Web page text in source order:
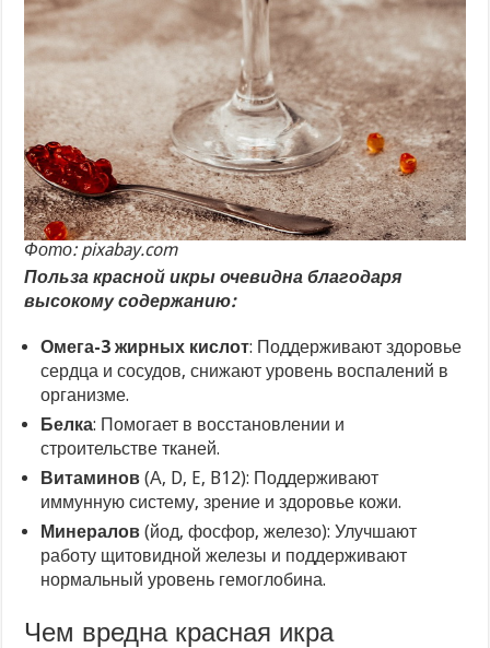
Фото: pixabay.com
Польза красной икры очевидна благодаря
высокому содержанию:
Омега-3 жирных кислот: Поддерживают здоровье
сердца и сосудов, снижают уровень воспалений в
организме.
Белка: Помогает в восстановлении и
строительстве тканей.
Витаминов (А, D, E, B12): Поддерживают
иммунную систему, зрение и здоровье кожи.
Минералов (йод, фосфор, железо): Улучшают
работу щитовидной железы и поддерживают
нормальный уровень гемоглобина.
Чем вредна красная икра